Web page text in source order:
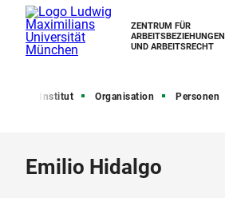
ZENTRUM FÜR
ARBEITSBEZIEHUNGEN
UND ARBEITSRECHT
Institut Organisation Personen
Emilio Hidalgo